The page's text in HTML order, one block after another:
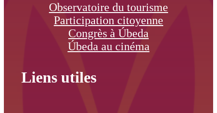
Observatoire du tourisme
Participation citoyenne
Congrès à Úbeda
Úbeda au cinéma
Liens utiles